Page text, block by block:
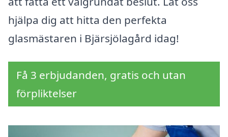
hjälpa dig att hitta den perfekta
glasmästaren i Bjärsjölagård idag!
Få 3 erbjudanden, gratis och utan
förpliktelser